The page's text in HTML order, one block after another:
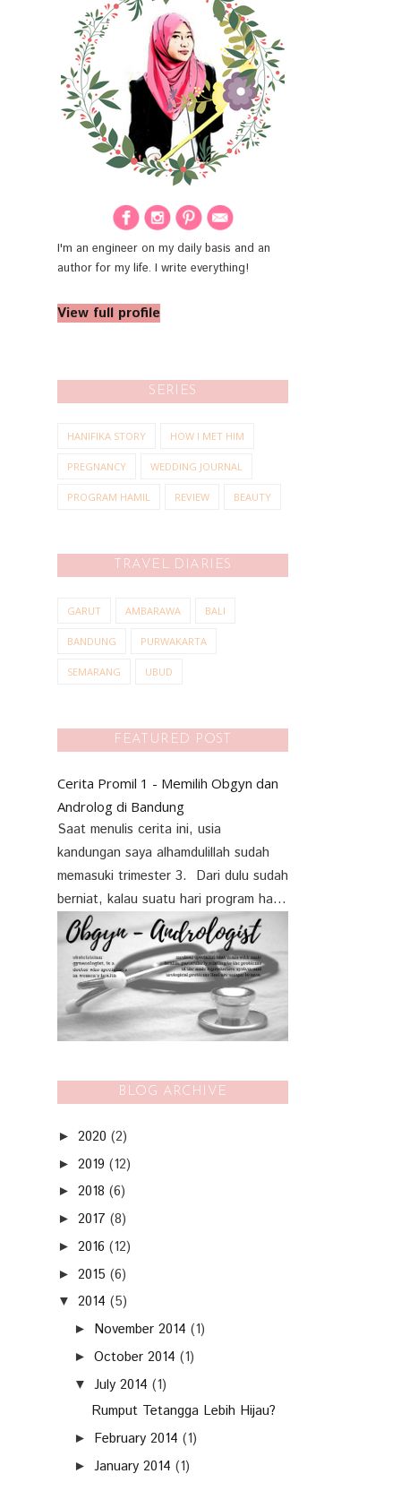
I'm an engineer on my daily basis and an
author for my life. I write everything!
View full profile
SERIES
HANIFIKA STORY HOW I MET HIM
PREGNANCY WEDDING JOURNAL
PROGRAM HAMIL REVIEW BEAUTY
TRAVEL DIARIES
GARUT AMBARAWA BALI
BANDUNG PURWAKARTA
SEMARANG UBUD
FEATURED POST
Cerita Promil 1 - Memilih Obgyn dan
Androlog di Bandung
Saat menulis cerita ini, usia
kandungan saya alhamdulillah sudah
memasuki trimester 3. Dari dulu sudah
berniat, kalau suatu hari program ha...
BLOG ARCHIVE
► 2020 (2)
► 2019 (12)
► 2018 (6)
► 2017 (8)
► 2016 (12)
► 2015 (6)
▼ 2014 (5)
► November 2014 (1)
► October 2014 (1)
▼ July 2014 (1)
Rumput Tetangga Lebih Hijau?
► February 2014 (1)
► January 2014 (1)